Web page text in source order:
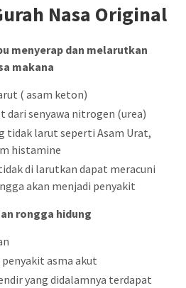
Nasa Original
menyerap dan melarutkan
makana
( asam keton)
dari senyawa nitrogen (urea)
tidak larut seperti Asam Urat,
histamine
di larutkan dapat meracuni
akan menjadi penyakit
rongga hidung
asma akut
yang didalamnya terdapat